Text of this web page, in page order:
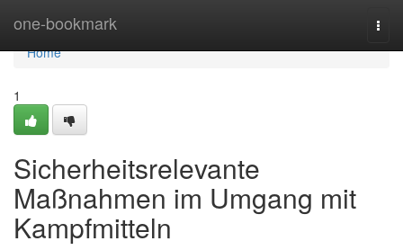
one-bookmark
Home
Home
1
Sicherheitsrelevante
Maßnahmen im Umgang mit
Kampfmitteln